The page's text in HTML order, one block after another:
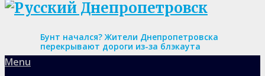
Бунт начался? Жители Днепропетровска
перекрывают дороги из-за блэкаута
Menu